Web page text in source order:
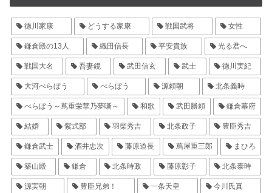
徳川家康 どうする家康 戦国武将 女性
鎌倉殿の13人 織田信長 平安貴族 光る君へ
戦国大名 吾妻鏡 武田信玄 武士 徳川実紀
大河べらぼう べらぼう 源頼朝 北条義時
べらぼう～蔦重栄華乃夢噺～ 和歌 武田勝頼 鎌倉幕府
結婚 紫式部 羽柴秀吉 北条政子 豊臣秀吉
鎌倉武士 酒井忠次 藤原道長 蔦屋重三郎 まひろ
築山殿 鎌倉 北条時政 藤原彰子 北条泰時
源実朝 豊臣兄弟！ 一条天皇 今川氏真